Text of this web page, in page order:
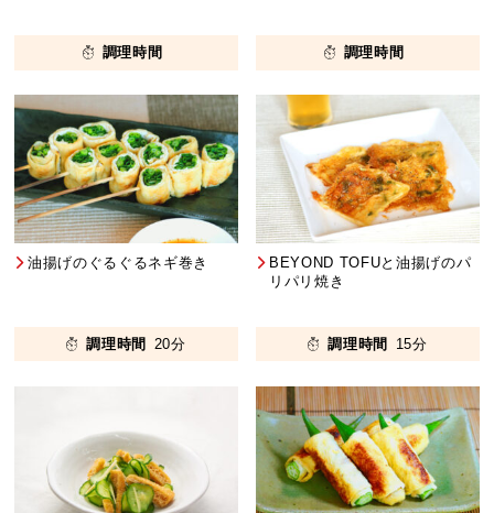
調理時間 調理時間
油揚げのぐるぐるネギ巻き
調理時間 20分
BEYOND TOFUと油揚げのパ
リパリ焼き
調理時間 15分